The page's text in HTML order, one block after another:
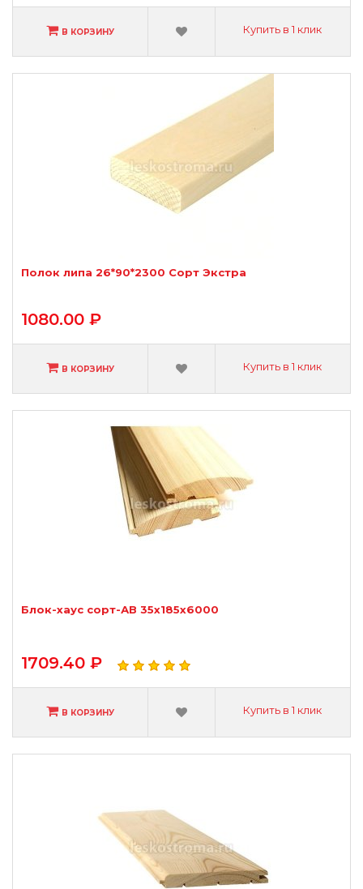
В КОРЗИНУ Купить в 1 клик
Полок липа 26*90*2300 Сорт Экстра
1080.00 ₽
В КОРЗИНУ Купить в 1 клик
Блок-хаус сорт-АВ 35х185х6000
1709.40 ₽
В КОРЗИНУ Купить в 1 клик